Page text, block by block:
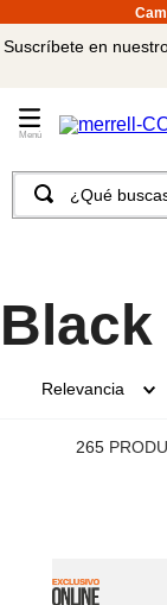
Suscríbete en
¿Qué buscas?
Black
Relevancia
265
TÉRMINOS
2.
tenis
3.
tenis mujer
4.
merrell mujer
.
cachuchas